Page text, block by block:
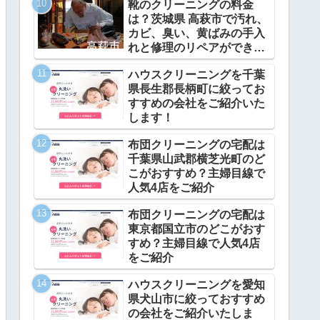
靴のクリーニングの料金
は？茨城県 高萩市で汚れ、
カビ、臭い、黄ばみの手入
れと修理のリペアができ
る？
ハウスクリーニングを千葉
県長生郡長柄町に絞ってお
すすめの会社をご紹介いた
します！
布団クリーニングの宅配は
千葉県山武郡横芝光町のど
こがおすすめ？主婦目線で
人気4店をご紹介
布団クリーニングの宅配は
東京都国立市のどこがおす
すめ？主婦目線で人気4店
をご紹介
ハウスクリーニングを愛知
県犬山市に絞っておすすめ
の会社をご紹介いたしま